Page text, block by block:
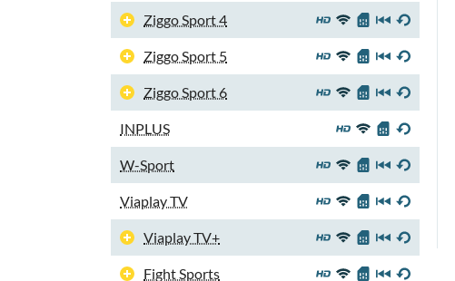
Ziggo Sport 4
Ziggo Sport 5
Ziggo Sport 6
INPLUS
W-Sport
Viaplay TV
Viaplay TV+
Fight Sports